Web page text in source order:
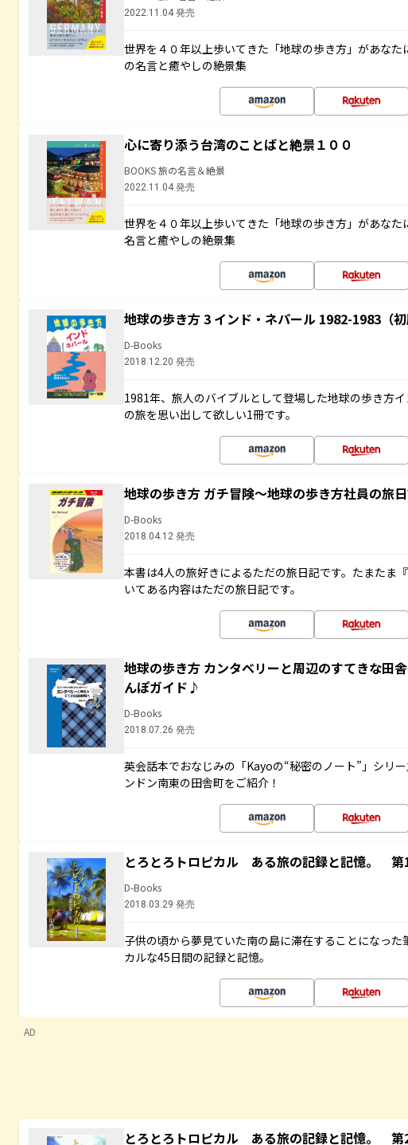
2022.11.04 発売
世界を４０年以上歩いてきた「地球の歩き方」があな
の名言と癒やしの絶景集
心に寄り添う台湾のことばと絶景１００
BOOKS 旅の名言＆絶景
2022.11.04 発売
世界を４０年以上歩いてきた「地球の歩き方」があな
名言と癒やしの絶景集
地球の歩き方 3 インド・ネパール 1982-1983（初
D-Books
2018.12.20 発売
1981年、旅人のバイブルとして登場した地球の歩き方
の旅を思い出して欲しい1冊です。
地球の歩き方 ガチ冒険～地球の歩き方社員の旅
D-Books
2018.04.12 発売
本書は4人の旅好きによるただの旅日記です。たまたま
いてある内容はただの旅日記です。
地球の歩き方 カンタベリーと周辺のすてきな田
んぽガイド♪
D-Books
2018.07.26 発売
英会話本でおなじみの「Kayoの“秘密のノート”」シリ
ンドン南東の田舎町をご紹介！
とろとろトロピカル ある旅の記録と記憶。 第
D-Books
2018.03.29 発売
子供の頃から夢見ていた南の島に滞在することになっ
カルな45日間の記録と記憶。
AD
とろとろトロピカル ある旅の記録と記憶。 第